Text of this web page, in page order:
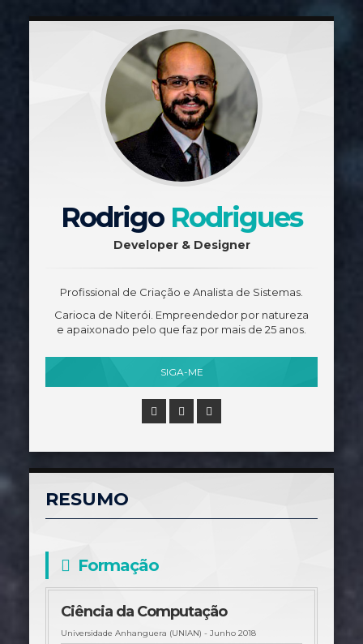
Rodrigo Rodrigues
Developer & Designer
Profissional de Criação e Analista de Sistemas.
Carioca de Niterói. Empreendedor por natureza
e apaixonado pelo que faz por mais de 25 anos.
SIGA-ME
RESUMO
Formação
Ciência da Computação
Universidade Anhanguera (UNIAN) - Junho 2018